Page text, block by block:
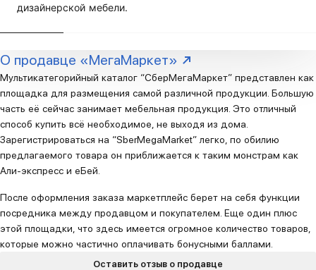
дизайнерской мебели.
О продавце «МегаМаркет»
Оставить отзыв о продавце
Мультикатегорийный каталог “СберМегаМаркет” представлен как
площадка для размещения самой различной продукции. Большую
часть её сейчас занимает мебельная продукция. Это отличный
способ купить всё необходимое, не выходя из дома.
Зарегистрироваться на “SberMegaMarket” легко, по обилию
предлагаемого товара он приближается к таким монстрам как
Али-экспресс и еБей.
После оформления заказа маркетплейс берет на себя функции
посредника между продавцом и покупателем. Еще один плюс
этой площадки, что здесь имеется огромное количество товаров,
которые можно частично оплачивать бонусными баллами.